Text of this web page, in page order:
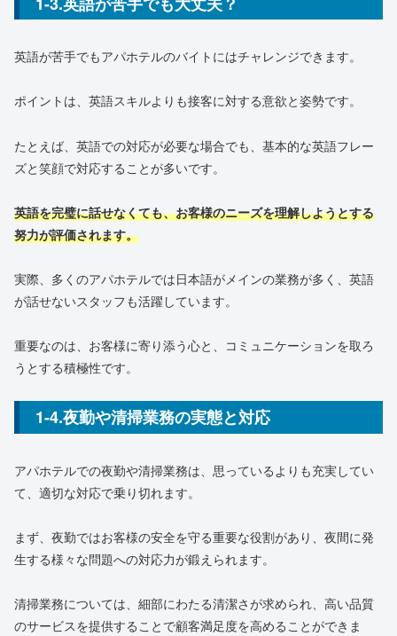
英語が苦手でもアパホテルのバイトにはチャレンジできます。
ポイントは、英語スキルよりも接客に対する意欲と姿勢です。
たとえば、英語での対応が必要な場合でも、基本的な英語フレー
ズと笑顔で対応することが多いです。
英語を完璧に話せなくても、お客様のニーズを理解しようとする
努力が評価されます。
実際、多くのアパホテルでは日本語がメインの業務が多く、英語
が話せないスタッフも活躍しています。
重要なのは、お客様に寄り添う心と、コミュニケーションを取ろ
うとする積極性です。
1-4.夜勤や清掃業務の実態と対応
アパホテルでの夜勤や清掃業務は、思っているよりも充実してい
て、適切な対応で乗り切れます。
まず、夜勤ではお客様の安全を守る重要な役割があり、夜間に発
生する様々な問題への対応力が鍛えられます。
清掃業務については、細部にわたる清潔さが求められ、高い品質
のサービスを提供することで顧客満足度を高めることができま